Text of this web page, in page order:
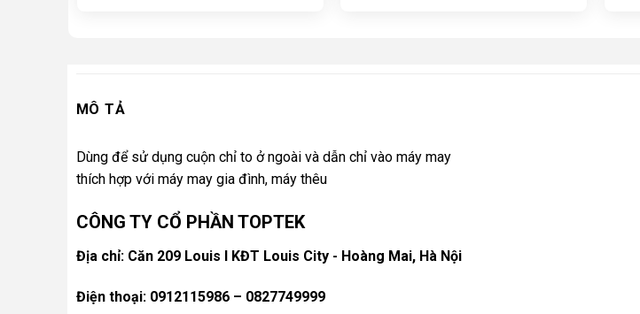
MÔ TẢ
Dùng để sử dụng cuộn chỉ to ở ngoài và dẫn chỉ vào máy may
thích hợp với máy may gia đình, máy thêu
CÔNG TY CỔ PHẦN TOPTEK
Địa chỉ: Căn 209 Louis I KĐT Louis City - Hoàng Mai, Hà Nội
Điện thoại: 0912115986 – 0827749999